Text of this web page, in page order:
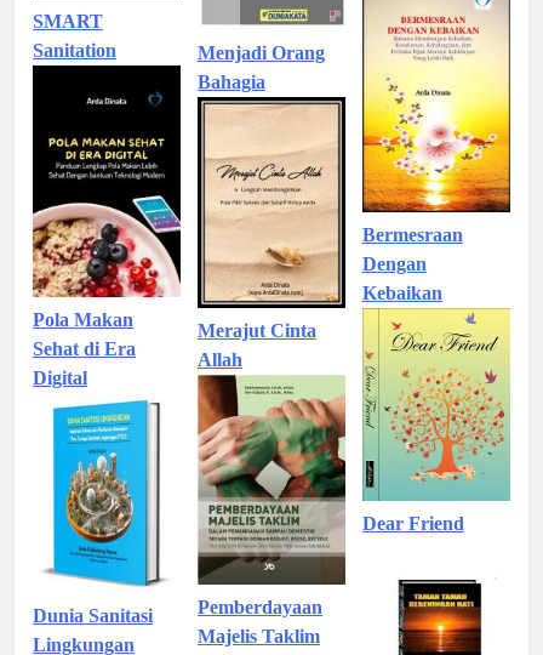
SMART
Sanitation
Pola Makan
Sehat di Era
Digital
Dunia Sanitasi
Lingkungan
Menjadi Orang
Bahagia
Merajut Cinta
Allah
Pemberdayaan
Majelis Taklim
Bermesraan
Dengan
Kebaikan
Dear Friend